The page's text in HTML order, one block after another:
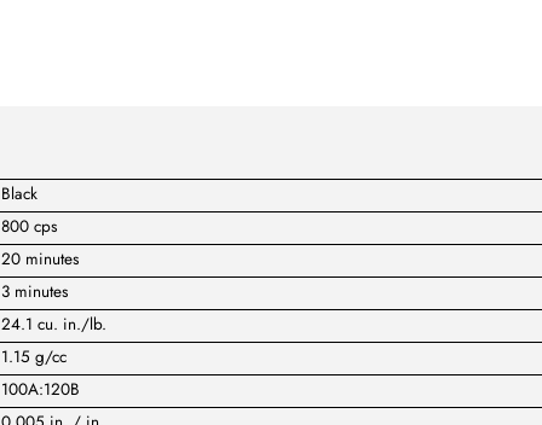
Black
800 cps
20 minutes
3 minutes
24.1 cu. in./lb.
1.15 g/cc
100A:120B